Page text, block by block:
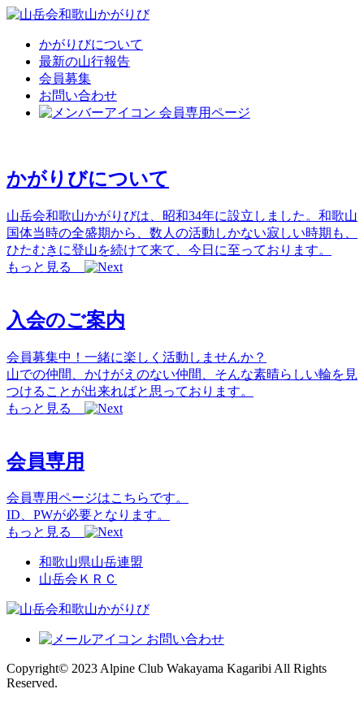
かがりびについて
最新の山行報告
会員募集
お問い合わせ
会員専用ページ
かがりびについて
山岳会和歌山かがりびは、昭和34年に設立しました。和歌山
国体当時の全盛期から、数人の活動しかない寂しい時期も、
ひたむきに登山を続けて来て、今日に至っております。
もっと見る
入会のご案内
会員募集中！一緒に楽しく活動しませんか？
山での仲間、かけがえのない仲間、そんな素晴らしい輪を見
つけることが出来ればと思っております。
もっと見る
会員専用
会員専用ページはこちらです。
ID、PWが必要となります。
もっと見る
和歌山県山岳連盟
山岳会ＫＲＣ
お問い合わせ
Copyright© 2023 Alpine Club Wakayama Kagaribi All Rights
Reserved.